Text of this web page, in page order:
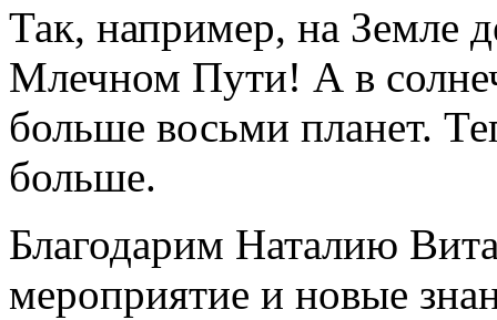
Так, например, на Земле
Млечном Пути! А в
больше восьми планет.
больше.
Благодарим Наталию
мероприятие и новые